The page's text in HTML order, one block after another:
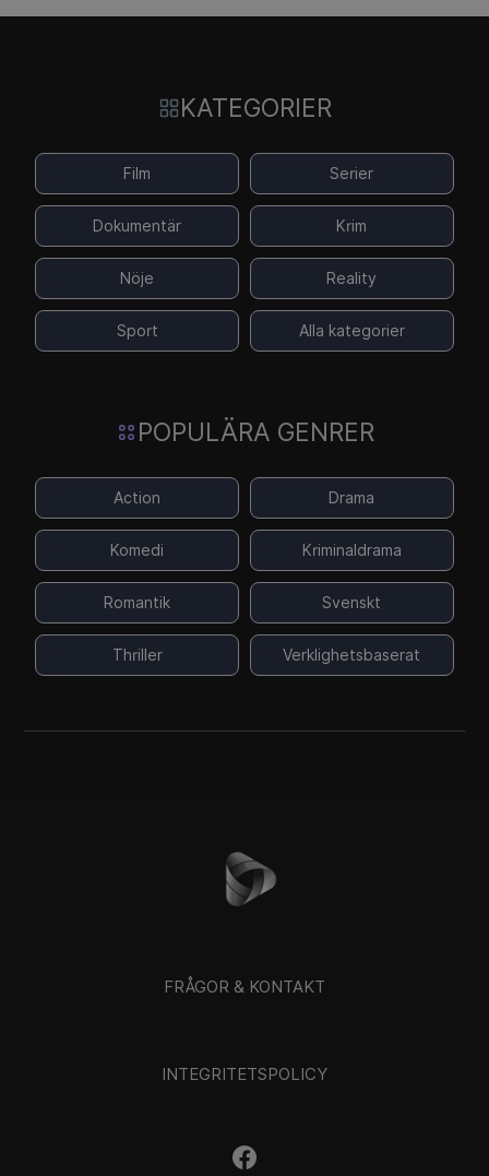
KATEGORIER
Film Serier
Dokumentär Krim
Nöje Reality
Sport Alla kategorier
POPULÄRA GENRER
Action Drama
Komedi Kriminaldrama
Romantik Svenskt
Thriller Verklighetsbaserat
FRÅGOR & KONTAKT
INTEGRITETSPOLICY